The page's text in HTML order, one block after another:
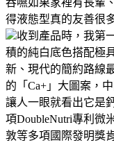
得液態型真的友善很
收到產品時，我第
積的純白底色搭配極
新、現代的簡約路線
的「Ca+」大圖案，
讓人一眼就看出它是
項DoubleNutri專利微
敦等多項國際發明獎